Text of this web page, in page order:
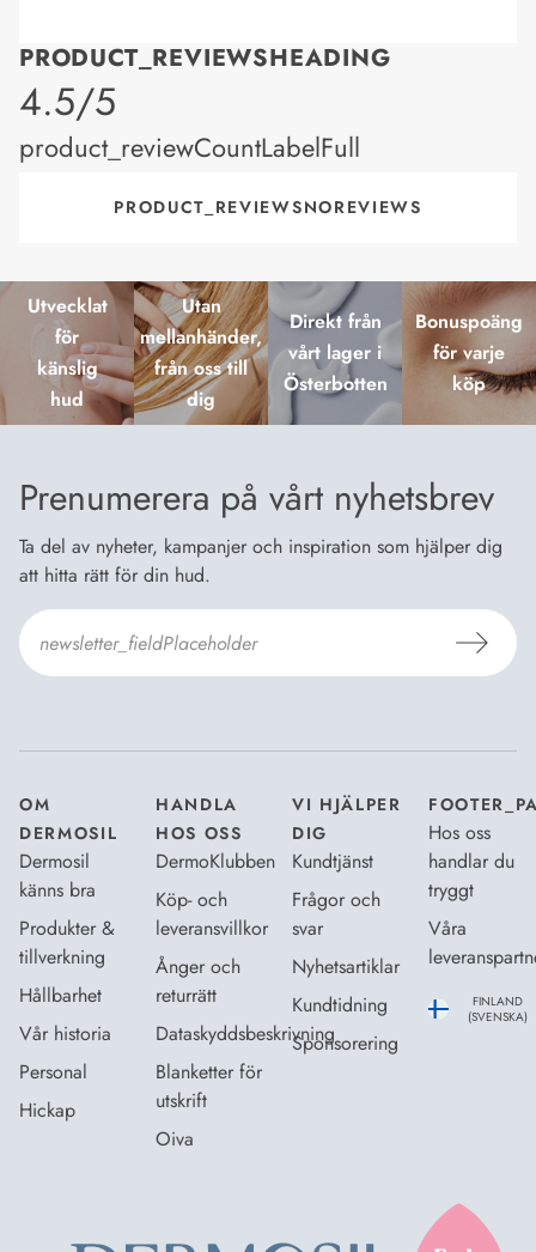
PRODUCT_REVIEWSHEADING
product_rating
4.5/5
product_reviewCountLabelFull
PRODUCT_REVIEWSNOREVIEWS
Utvecklat
för
känslig
hud
Utan
mellanhänder,
från oss till
dig
Direkt från
vårt lager i
Österbotten
Bonuspoäng
för varje
köp
Prenumerera på vårt nyhetsbrev
Ta del av nyheter, kampanjer och inspiration som hjälper dig
att hitta rätt för din hud.
OM
DERMOSIL
Dermosil
känns bra
Produkter &
tillverkning
Hållbarhet
Vår historia
Personal
Hickap
HANDLA
HOS OSS
DermoKlubben
Köp- och
leveransvillkor
Ånger och
returrätt
Dataskyddsbeskrivning
Blanketter för
utskrift
Oiva
VI HJÄLPER
DIG
Kundtjänst
Frågor och
svar
Nyhetsartiklar
Kundtidning
Sponsorering
Hos oss
handlar du
tryggt
Våra
FINLAND
(SVENSKA)